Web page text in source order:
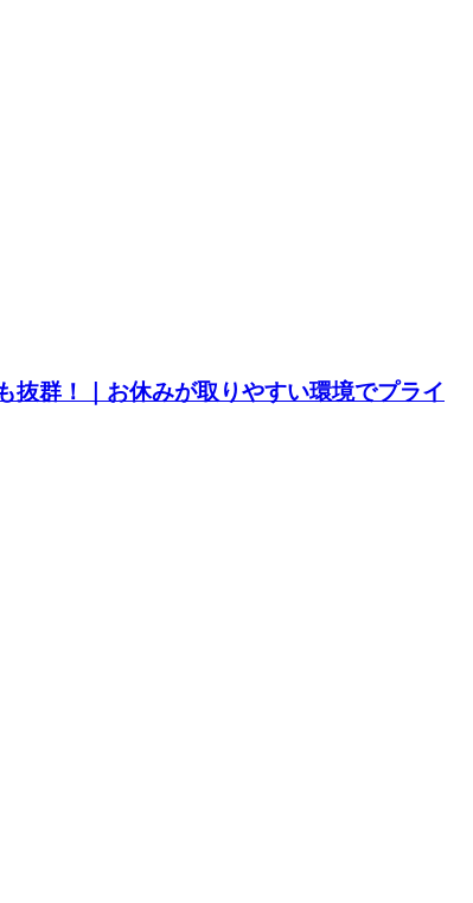
抜群！｜お休みが取りやすい環境でプライ